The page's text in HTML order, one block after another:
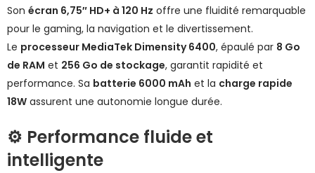
Son écran 6,75″ HD+ à 120 Hz offre une fluidité remarquable
pour le gaming, la navigation et le divertissement.
Le processeur MediaTek Dimensity 6400, épaulé par 8 Go
de RAM et 256 Go de stockage, garantit rapidité et
performance. Sa batterie 6000 mAh et la charge rapide
18W assurent une autonomie longue durée.
⚙️ Performance fluide et
intelligente